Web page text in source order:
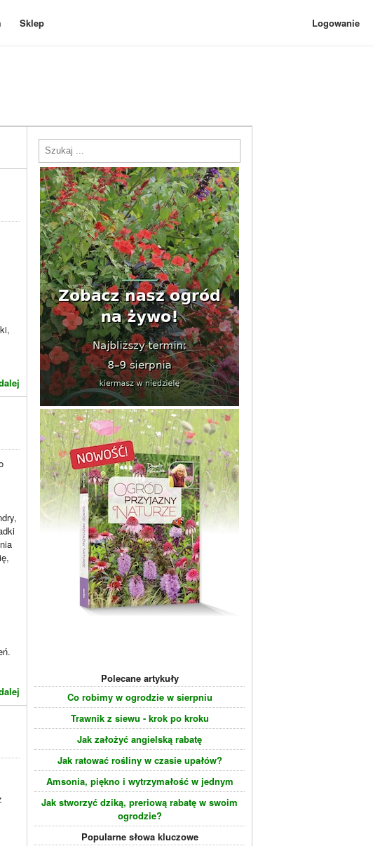
Sklep Logowanie
Polecane artykuły
Co robimy w ogrodzie w sierpniu
Trawnik z siewu - krok po kroku
Jak założyć angielską rabatę
Jak ratować rośliny w czasie upałów?
Amsonia, piękno i wytrzymałość w jednym
Jak stworzyć dziką, preriową rabatę w swoim
ogrodzie?
Popularne słowa kluczowe